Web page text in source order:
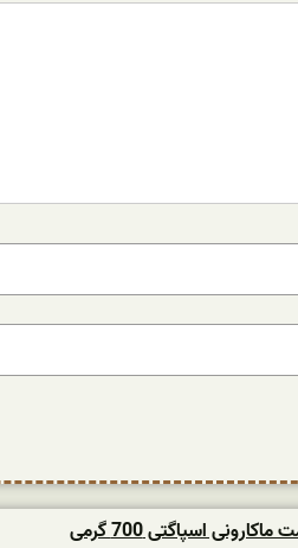
اسپاگتی 700 گرمی